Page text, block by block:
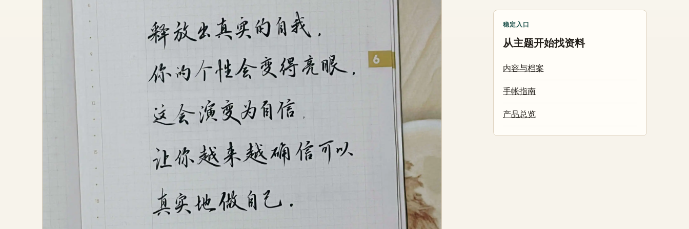
稳定入口
从主题开始找资料
内容与档案
手帐指南
产品总览